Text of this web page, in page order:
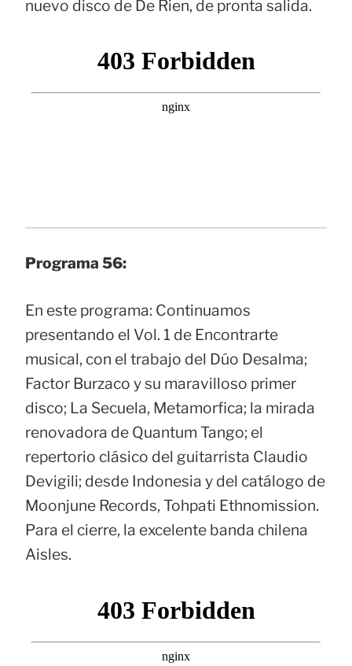
nuevo disco de De Rien, de pronta salida.
Programa 56:
En este programa: Continuamos
presentando el Vol. 1 de Encontrarte
musical, con el trabajo del Dúo Desalma;
Factor Burzaco y su maravilloso primer
disco; La Secuela, Metamorfica; la mirada
renovadora de Quantum Tango; el
repertorio clásico del guitarrista Claudio
Devigili; desde Indonesia y del catálogo de
Moonjune Records, Tohpati Ethnomission.
Para el cierre, la excelente banda chilena
Aisles.